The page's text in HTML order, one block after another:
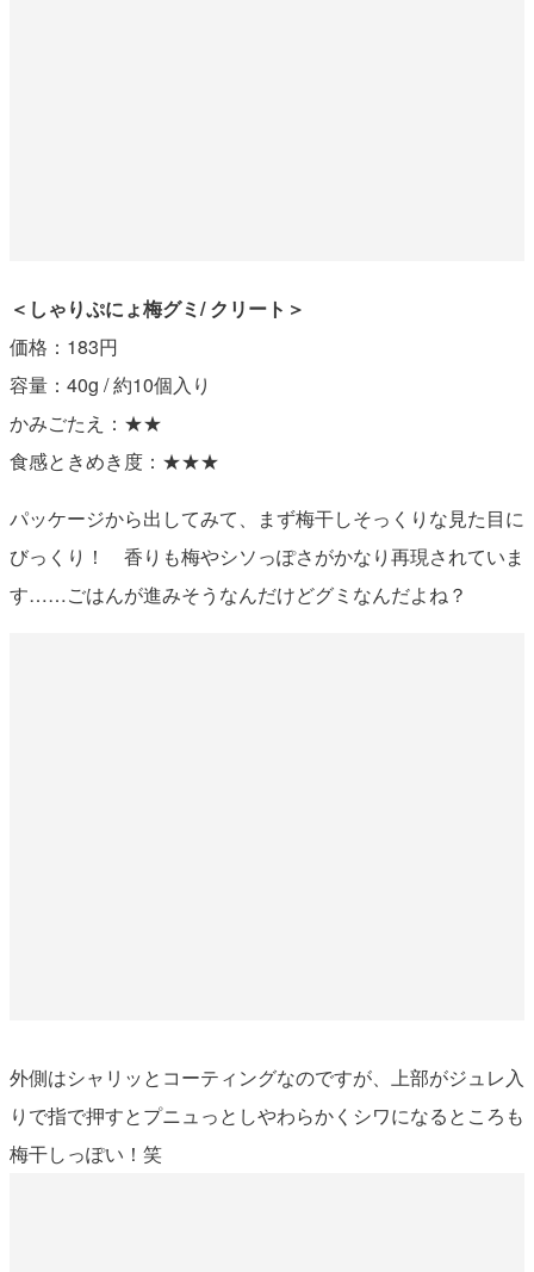
＜しゃりぷにょ梅グミ/ クリート＞
価格：183円
容量：40g / 約10個入り
かみごたえ：★★
食感ときめき度：★★★
パッケージから出してみて、まず梅干しそっくりな見た目に
びっくり！ 香りも梅やシソっぽさがかなり再現されていま
す……ごはんが進みそうなんだけどグミなんだよね？
外側はシャリッとコーティングなのですが、上部がジュレ入
りで指で押すとプニュっとしやわらかくシワになるところも
梅干しっぽい！笑